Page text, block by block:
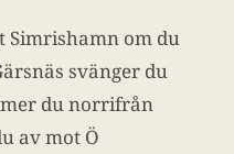
Simrishamn om du
svänger du
du norrifrån
av mot Ö